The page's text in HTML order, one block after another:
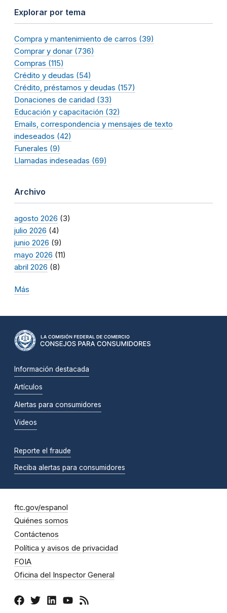
Explorar por tema
Compra y mantenimiento de carros (39)
Comprar y donar (736)
Compras (115)
Crédito y deudas (54)
Crédito, préstamos y deudas (157)
Donaciones de caridad (33)
Educación y capacitación (32)
Emails, correspondencia y mensajes de texto
indeseados (42)
Funerales (9)
Llamadas indeseadas (69)
Archivo
agosto 2026 (3)
julio 2026 (4)
junio 2026 (9)
mayo 2026 (11)
abril 2026 (8)
Más
Información destacada
Artículos
Alertas para consumidores
Videos
Reporte el fraude
Reciba alertas para consumidores
ftc.gov/espanol
Quiénes somos
Contáctenos
Política y avisos de privacidad
FOIA
Oficina del Inspector General